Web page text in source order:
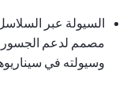
مصمم لدعم الجسور
وسيولته في